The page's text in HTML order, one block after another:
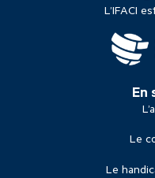
L’IFACI
En
Le
Le